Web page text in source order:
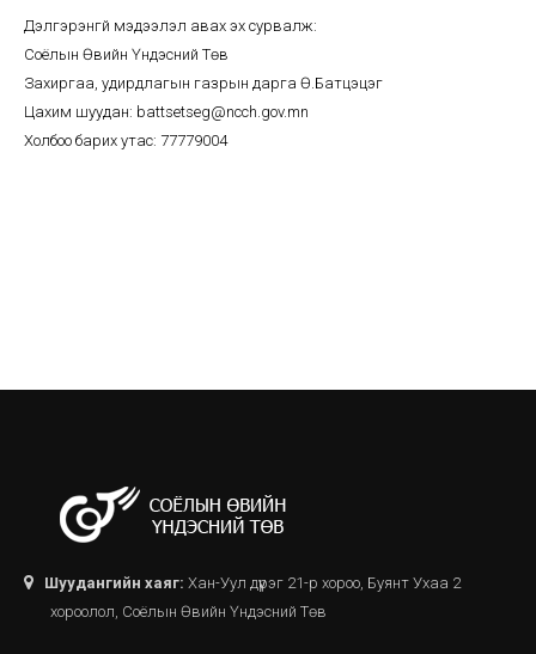
Дэлгэрэнгүй мэдээлэл авах эх сурвалж:
Соёлын Өвийн Үндэсний Төв
Захиргаа, удирдлагын газрын дарга Ө.Батцэцэг
Цахим шуудан: battsetseg@ncch.gov.mn
Холбоо барих утас: 77779004
Шуудангийн хаяг: Хан-Уул дүүрэг 21-р хороо, Буянт Ухаа 2
хороолол, Соёлын Өвийн Үндэсний Төв